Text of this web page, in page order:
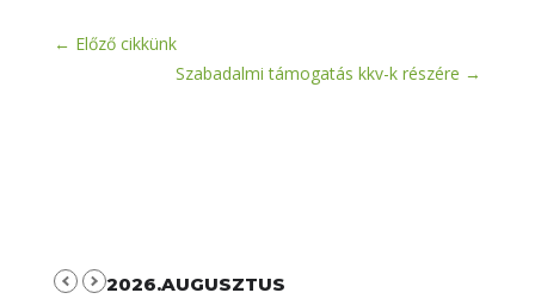
← Előző cikkünk
Szabadalmi támogatás kkv-k részére →
2026.AUGUSZTUS